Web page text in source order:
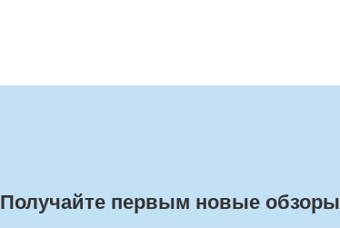
Получайте первым новые обзоры